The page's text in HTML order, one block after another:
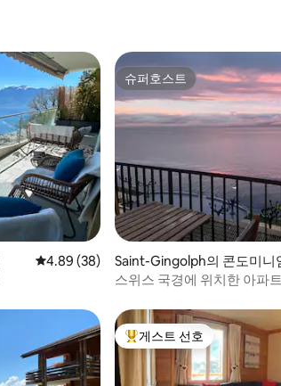
평점 4.89점(5점 만점), 후기 38개
4.89 (38)
슈퍼호스트
슈퍼호스트
Saint-Gingolph의 콘도미니
스위스 국경에 위치한 아파
상위 게스트 선호
게스트 선호